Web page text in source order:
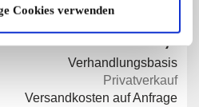
Cookies verwenden
Preis€ 290,-
Verhandlungsbasis
Privatverkauf
Versandkosten auf Anfrage